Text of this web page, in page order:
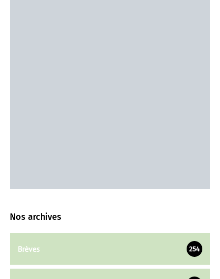
Nos archives
Brèves 254